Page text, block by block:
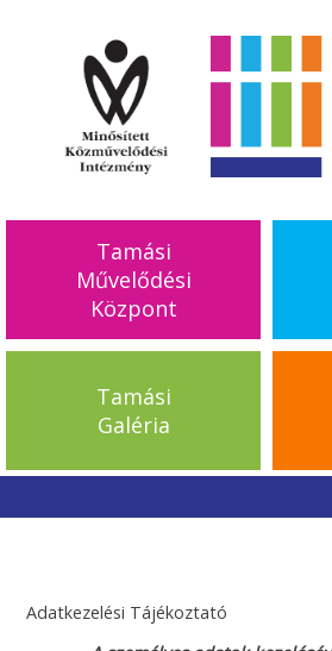
Tamási
Művelődési
Központ
Tamási
Galéria
Adatkezelési Tájékoztató